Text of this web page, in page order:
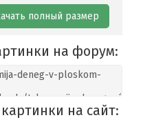
полный размер
на форум:
на сайт: